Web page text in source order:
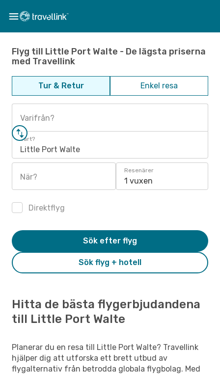
Flyg till Little Port Walte - De lägsta priserna
med Travellink
Tur & Retur Enkel resa
Varifrån?
Vart?
Little Port Walte
När?
Resenärer
1 vuxen
Direktflyg
Sök flyg + hotell
Sök efter flyg
Hitta de bästa flygerbjudandena
till Little Port Walte
Planerar du en resa till Little Port Walte? Travellink
hjälper dig att utforska ett brett utbud av
flygalternativ från betrodda globala flygbolag. Med